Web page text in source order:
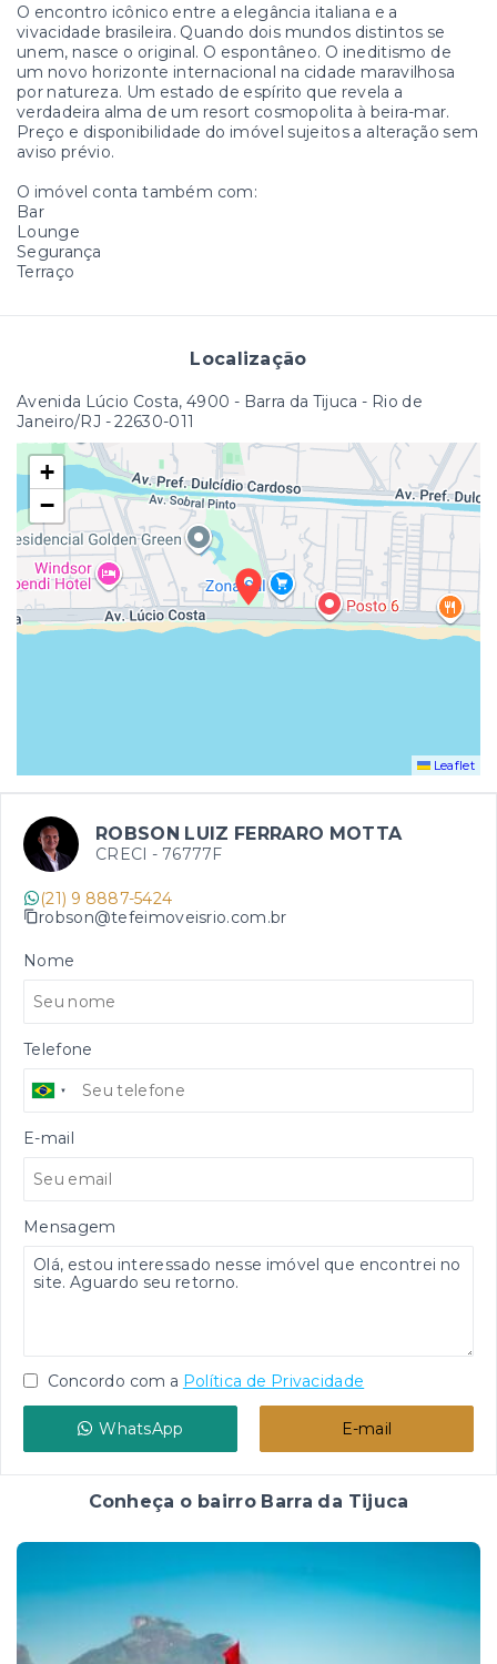
O encontro icônico entre a elegância italiana e a
vivacidade brasileira. Quando dois mundos distintos se
unem, nasce o original. O espontâneo. O ineditismo de
um novo horizonte internacional na cidade maravilhosa
por natureza. Um estado de espírito que revela a
verdadeira alma de um resort cosmopolita à beira-mar.
Preço e disponibilidade do imóvel sujeitos a alteração sem
aviso prévio.
O imóvel conta também com:
Bar
Lounge
Segurança
Terraço
Localização
Avenida Lúcio Costa, 4900 - Barra da Tijuca - Rio de
Janeiro/RJ - 22630-011
+
−
Leaflet
ROBSON LUIZ FERRARO MOTTA
CRECI - 76777F
(21) 9 8887-5424
robson@tefeimoveisrio.com.br
Nome
Telefone
E-mail
Mensagem
Concordo com a Política de Privacidade
WhatsApp E-mail
Conheça o bairro Barra da Tijuca